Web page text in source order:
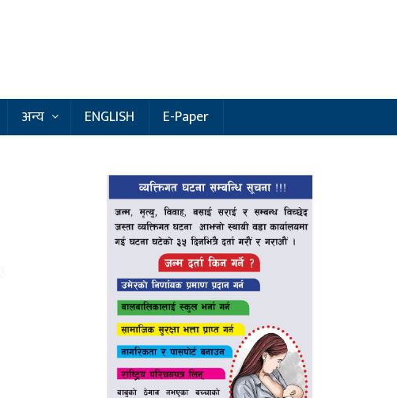
अन्य ENGLISH E-Paper